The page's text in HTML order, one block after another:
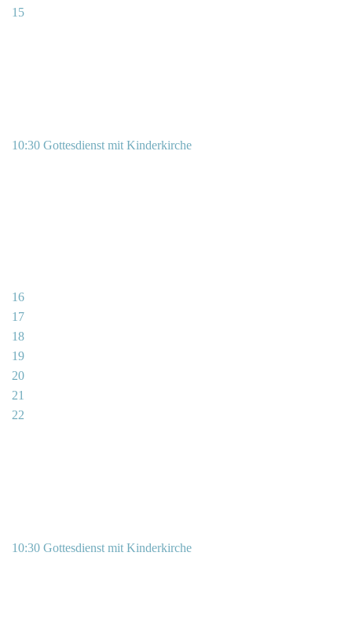
15
10:30 Gottesdienst mit Kinderkirche
16
17
18
19
20
21
22
10:30 Gottesdienst mit Kinderkirche